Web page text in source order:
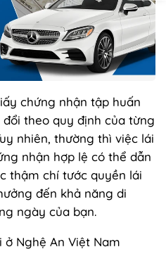
chứng nhận tập huấn
theo quy định của từng
nhiên, thường thì việc lái
nhận hợp lệ có thể dẫn
thậm chí tước quyền lái
đến khả năng di
ngày của bạn.
Nghệ An Việt Nam